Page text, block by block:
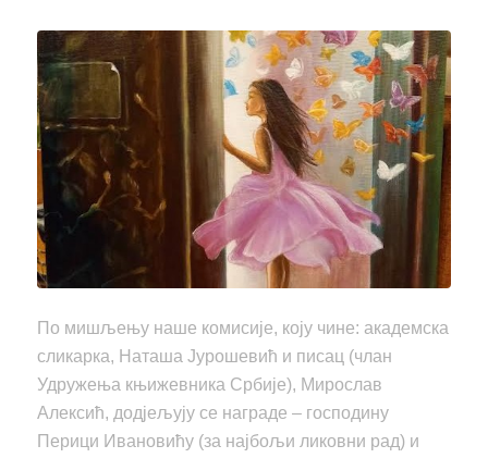
По мишљењу наше комисије, коју чине: академска
сликарка, Наташа Јурошевић и писац (члан
Удружења књижевника Србије), Мирослав
Алексић, додјељују се награде – господину
Перици Ивановићу (за најбољи ликовни рад) и